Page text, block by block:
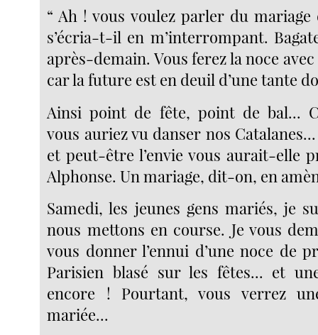
“ Ah ! vous voulez parler du
s’écria-t-il en m’interrompant.
après-demain. Vous ferez la noce
car la future est en deuil d’une tante
Ainsi point de fête, point de bal...
vous auriez vu danser nos
et peut-être l’envie vous aurait-elle
Alphonse. Un mariage, dit-on, en
Samedi, les jeunes gens mariés, je
nous mettons en course. Je vous
vous donner l’ennui d’une noce de
Parisien blasé sur les fêtes... et
encore ! Pourtant, vous verrez
mariée...